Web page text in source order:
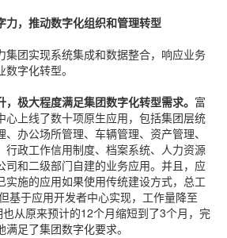
力，推动数字化组织和管理转型
集团实现系统集成和数据整合，响应业务
字化转型。
极大程度满足集团数字化转型需求。 富
心上线了数十项原生应用，包括集团层统
办公场所管理、车辆管理、资产管理、
行政工作信用制度、档案系统、人力资源
司和二级部门自建的业务应用。并且，应
实施的应用如果使用传统建设方式，总工
基于应用开发者中心实现，工作量降至
从原来预计的12个月缩短到了3个月，完
足了集团数字化要求。